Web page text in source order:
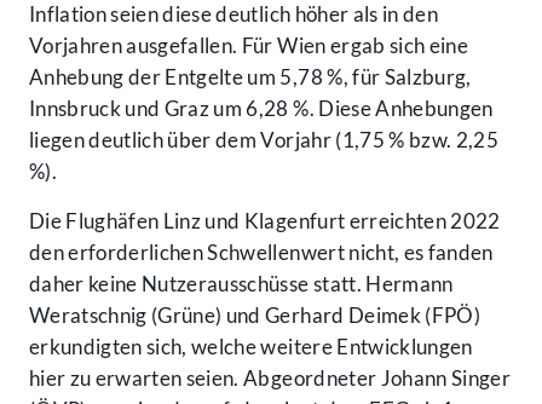
Inflation seien diese deutlich höher als in den
Vorjahren ausgefallen. Für Wien ergab sich eine
Anhebung der Entgelte um 5,78 %, für Salzburg,
Innsbruck und Graz um 6,28 %. Diese Anhebungen
liegen deutlich über dem Vorjahr (1,75 % bzw. 2,25
%).
Die Flughäfen Linz und Klagenfurt erreichten 2022
den erforderlichen Schwellenwert nicht, es fanden
daher keine Nutzerausschüsse statt. Hermann
Weratschnig (Grüne) und Gerhard Deimek (FPÖ)
erkundigten sich, welche weitere Entwicklungen
hier zu erwarten seien. Abgeordneter Johann Singer